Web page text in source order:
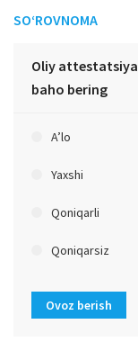
SO‘ROVNOMA
Oliy
baho bering
A’lo
Yaxshi
Qoniqarli
Qoniqarsiz
Ovoz berish